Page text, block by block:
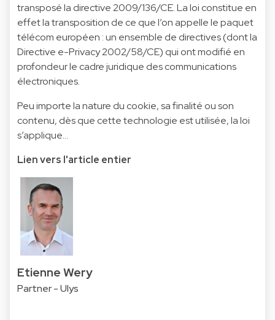
transposé la directive 2009/136/CE. La loi constitue en
effet la transposition de ce que l’on appelle le paquet
télécom européen : un ensemble de directives (dont la
Directive e-Privacy 2002/58/CE) qui ont modifié en
profondeur le cadre juridique des communications
électroniques.
Peu importe la nature du cookie, sa finalité ou son
contenu, dès que cette technologie est utilisée, la loi
s’applique...
Lien vers l'article entier
Etienne Wery
Partner - Ulys